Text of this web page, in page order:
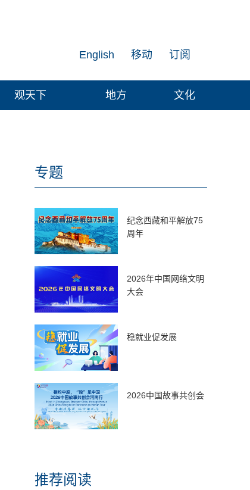
订阅
移动
English
观天下 地方 文化
专题
纪念西藏和平解放75
周年
2026年中国网络文明
大会
稳就业促发展
2026中国故事共创会
推荐阅读